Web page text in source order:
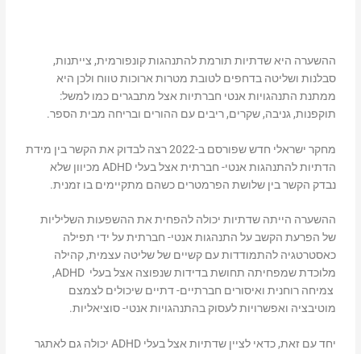
ההשערה היא שדתיות תורמת להתנהגות קונפורמית, צייתנות,
סבלנות ושליטה בדחפים לטובת מטרות ארוכות טווח ולכן היא
ממתנת התנהגויות אנטי חברתיות אצל מתבגרים כמו למשל:
תוקפנות, גניבה, שקרים, ריבים עם ההורים ובריחה מבית הספר.
מחקר ישראלי חדש שפורסם ב-2022 רצה לבדוק את הקשר בין מידת
הדתיות להתנהגות אנטי- חברתית אצל בעלי ADHD מכיוון שלא
נבדק הקשר בין שלושת הפרמטרים כשהם מתקיימים בו זמנית.
ההשערה הייתה שדתיות יכולה להפחית את ההשפעות השליליות
של הפרעת הקשב על התנהגות אנטי- חברתית על ידי תפילה
כאסטרטגיה להתמודדות עם קשיים של שליטה עצמית, קהילה
מלוכדת שמפחיתה תחושת בדידות שנפוצה אצל בעלי ADHD,
צמיחה רוחנית ואיסורים חברתיים- דתיים שיכולים לצמצם
מוטיבציה ואפשרויות לעסוק בהתנהגויות אנטי- סוציאליות.
יחד עם זאת, כדאי לציין שדתיות אצל בעלי ADHD יכולה גם לאתגר